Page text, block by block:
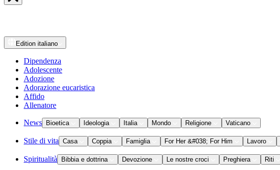
Edition italiano
Dipendenza
Adolescente
Adozione
Adorazione eucaristica
Affido
Allenatore
News Bioetica Ideologia Italia Mondo Religione Vaticano
Stile di vita Casa Coppia Famiglia For Her &#038; For Him Lavoro
Spiritualità Bibbia e dottrina Devozione Le nostre croci Preghiera Riti